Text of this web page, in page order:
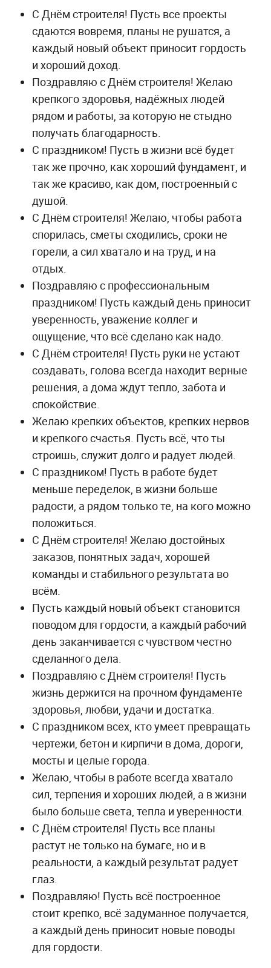
С Днём строителя! Пусть все проекты
сдаются вовремя, планы не рушатся, а
каждый новый объект приносит гордость
и хороший доход.
Поздравляю с Днём строителя! Желаю
крепкого здоровья, надёжных людей
рядом и работы, за которую не стыдно
получать благодарность.
С праздником! Пусть в жизни всё будет
так же прочно, как хороший фундамент, и
так же красиво, как дом, построенный с
душой.
С Днём строителя! Желаю, чтобы работа
спорилась, сметы сходились, сроки не
горели, а сил хватало и на труд, и на
отдых.
Поздравляю с профессиональным
праздником! Пусть каждый день приносит
уверенность, уважение коллег и
ощущение, что всё сделано как надо.
С Днём строителя! Пусть руки не устают
создавать, голова всегда находит верные
решения, а дома ждут тепло, забота и
спокойствие.
Желаю крепких объектов, крепких нервов
и крепкого счастья. Пусть всё, что ты
строишь, служит долго и радует людей.
С праздником! Пусть в работе будет
меньше переделок, в жизни больше
радости, а рядом только те, на кого можно
положиться.
С Днём строителя! Желаю достойных
заказов, понятных задач, хорошей
команды и стабильного результата во
всём.
Пусть каждый новый объект становится
поводом для гордости, а каждый рабочий
день заканчивается с чувством честно
сделанного дела.
Поздравляю с Днём строителя! Пусть
жизнь держится на прочном фундаменте
здоровья, любви, удачи и достатка.
С праздником всех, кто умеет превращать
чертежи, бетон и кирпичи в дома, дороги,
мосты и целые города.
Желаю, чтобы в работе всегда хватало
сил, терпения и хороших людей, а в жизни
было больше света, тепла и уверенности.
С Днём строителя! Пусть все планы
растут не только на бумаге, но и в
реальности, а каждый результат радует
глаз.
Поздравляю! Пусть всё построенное
стоит крепко, всё задуманное получается,
а каждый день приносит новые поводы
для гордости.